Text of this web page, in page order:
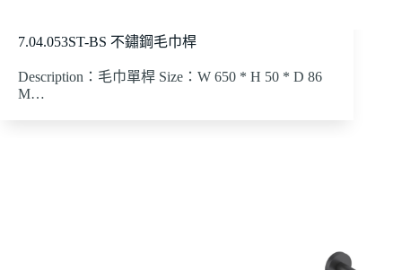
7.04.053ST-BS 不鏽鋼毛巾桿
Description：毛巾單桿 Size：W 650 * H 50 * D 86
M…